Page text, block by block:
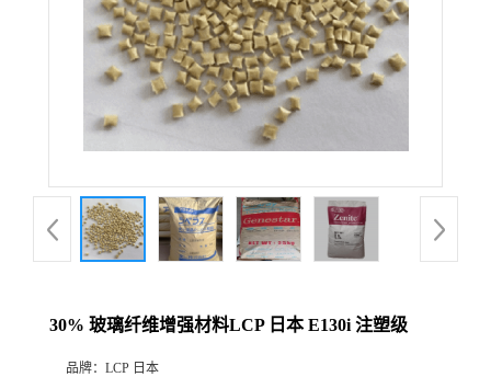
30% 玻璃纤维增强材料LCP 日本 E130i 注塑级
品牌： LCP 日本